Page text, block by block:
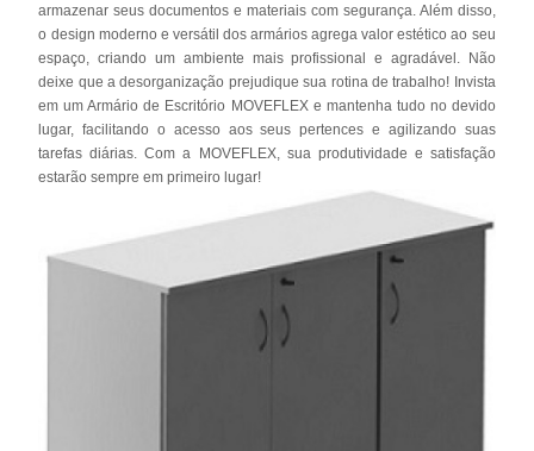
armazenar seus documentos e materiais com segurança. Além disso,
o design moderno e versátil dos armários agrega valor estético ao seu
espaço, criando um ambiente mais profissional e agradável. Não
deixe que a desorganização prejudique sua rotina de trabalho! Invista
em um Armário de Escritório MOVEFLEX e mantenha tudo no devido
lugar, facilitando o acesso aos seus pertences e agilizando suas
tarefas diárias. Com a MOVEFLEX, sua produtividade e satisfação
estarão sempre em primeiro lugar!